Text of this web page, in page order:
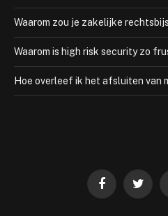
Waarom zou je zakelijke
Waarom is high risk security zo
Hoe overleef ik het afsluiten van
FacebookTwitter